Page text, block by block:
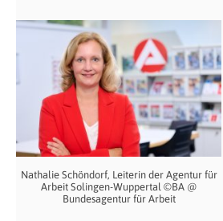
Nathalie Schöndorf, Leiterin der Agentur für
Arbeit Solingen-Wuppertal ©BA @
Bundesagentur für Arbeit